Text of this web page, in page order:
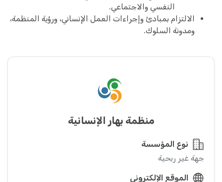
النفسي والاجتماعي.
الالتزام بمبادئ وإجراءات العمل الإنساني، ورؤية المنظمة،
ومدونة السلوك.
منظمة بهار الإنسانية
نوع المؤسسة
جهة غير ربحية
الموقع الإلكتروني